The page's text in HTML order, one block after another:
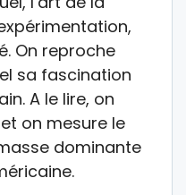
On reproche
sa fascination
A le lire, on
on mesure le
dominante